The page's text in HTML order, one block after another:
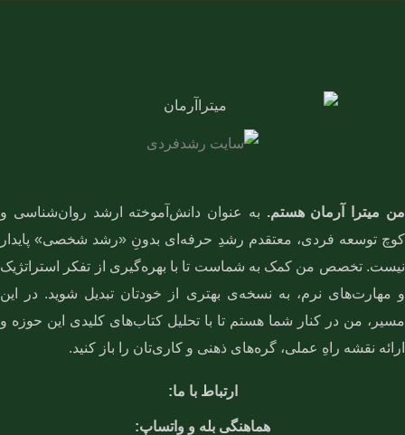
من میترا آرمان هستم. به عنوان دانش‌آموخته ارشد روان‌شناسی و
کوچ توسعه فردی، معتقدم رشدِ حرفه‌ای بدونِ «رشد شخصی» پایدار
نیست. تخصص من کمک به شماست تا با بهره‌گیری از تفکر استراتژیک
و مهارت‌های نرم، به نسخه‌ی بهتری از خودتان تبدیل شوید. در این
مسیر، من در کنار شما هستم تا با تحلیل کتاب‌های کلیدی این حوزه و
ارائه نقشه راهِ عملی، گره‌های ذهنی و کاری‌تان را باز کنید.
ارتباط با ما:
هماهنگی بله و واتساپ: